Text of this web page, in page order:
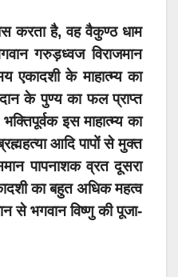
करता है, वह वैकुण्ठ धाम
गरुड़ध्वज विराजमान
एकादशी के माहात्म्यका
के पुण्य का फल प्राप्त
इस माहात्म्य का
आदि पापों से मुक्त
पापनाशक व्रत दूसरा
का बहुत अधिक महत्व
से भगवान विष्णु की पूजा-